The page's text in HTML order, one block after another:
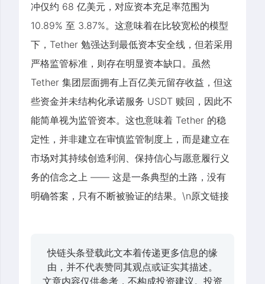
冲仅约 68 亿美元，对应资本充足率范围为
10.89% 至 3.87%。这意味着在比较宽松的模型
下，Tether 勉强达到最低资本安全线，但若采用
严格监管标准，则存在明显资本缺口。虽然
Tether 集团层面拥有上百亿美元留存收益，但这
些资金并未结构化承诺服务 USDT 赎回，因此不
能简单视为监管资本。这也意味着 Tether 的稳
定性，并非建立在审慎监管制度上，而是建立在
市场对其持续创造利润、保持信心与愿意履行义
务的信念之上 —— 这是一条典型的土路，没有
明确答案，只有不断被验证的结果。\n原文链接
快链头条登载此文本着传递更多信息的缘
由，并不代表赞同其观点或证实其描述。
文章内容仅供参考，不构成投资建议。投资